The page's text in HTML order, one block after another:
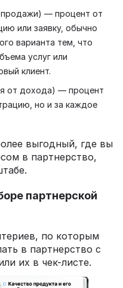
продажи) — процент от
или заявку, обычно
варианта тем, что
услуг или
клиент.
от дохода) — процент
но и за каждое
выгодный, где вы
в партнерство,
партнерской
по которым
в партнерство с
их в чек-листе.